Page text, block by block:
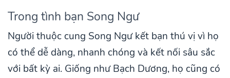
Trong tình bạn Song Ngư
Người thuộc cung Song Ngư kết bạn thú vị vì họ
có thể dễ dàng, nhanh chóng và kết nối sâu sắc
với bất kỳ ai. Giống như Bạch Dương, họ cũng có